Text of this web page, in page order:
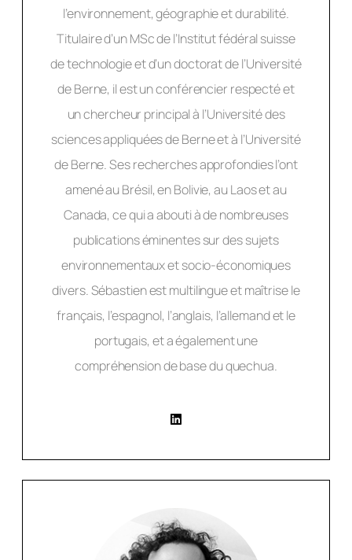
l’environnement, géographie et durabilité.
Titulaire d’un MSc de l’Institut fédéral suisse
de technologie et d’un doctorat de l’Université
de Berne, il est un conférencier respecté et
un chercheur principal à l’Université des
sciences appliquées de Berne et à l’Université
de Berne. Ses recherches approfondies l’ont
amené au Brésil, en Bolivie, au Laos et au
Canada, ce qui a abouti à de nombreuses
publications éminentes sur des sujets
environnementaux et socio-économiques
divers. Sébastien est multilingue et maîtrise le
français, l’espagnol, l’anglais, l’allemand et le
portugais, et a également une
compréhension de base du quechua.